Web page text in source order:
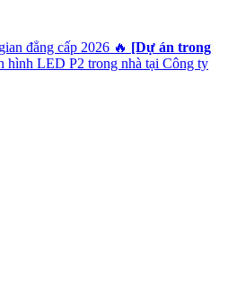
đẳng cấp 2026 🔥 [Dự án trong
hình LED P2 trong nhà tại Công ty